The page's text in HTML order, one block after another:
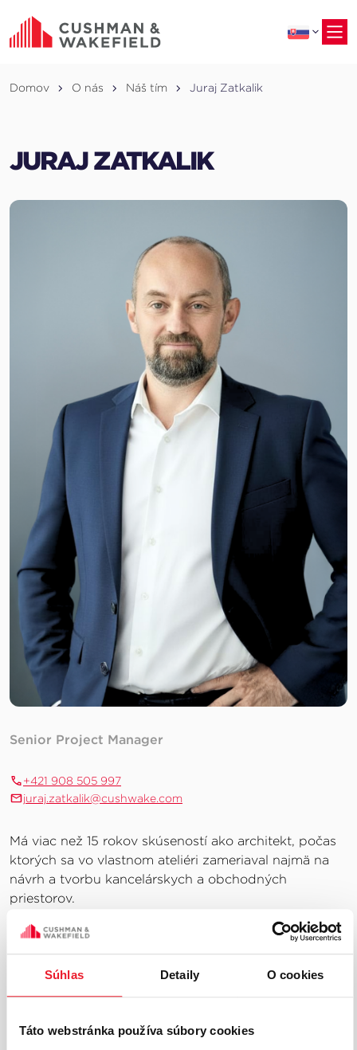
Súhlas Detaily O cookies
Táto webstránka používa súbory cookies
hlavný
obsah
Domov O nás Náš tím Juraj Zatkalik
JURAJ ZATKALIK
Senior Project Manager
+421 908 505 997
juraj.zatkalik@cushwake.com
Má viac než 15 rokov skúseností ako architekt, počas
ktorých sa vo vlastnom ateliéri zameriaval najmä na
návrh a tvorbu kancelárskych a obchodných
priestorov.
Od roku 2022 pracoval na pozícii projektového
mal na starosti komplexné riešenie projektov od
Senior Project Manager.